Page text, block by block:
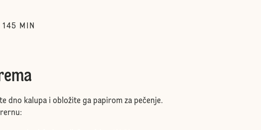
145 MIN
dno kalupa i obložite ga papirom za pečenje.